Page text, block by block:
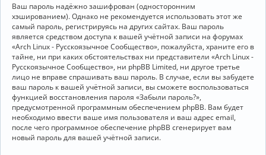
Ваш пароль надёжно зашифрован (односторонним
хэшированием). Однако не рекомендуется использовать этот же
самый пароль, регистрируясь на других сайтах. Ваш пароль
является средством доступа к вашей учётной записи на форумах
«Arch Linux - Русскоязычное Сообщество», пожалуйста, храните его в
тайне, ни при каких обстоятельствах ни представители «Arch Linux -
Русскоязычное Сообщество», ни phpBB Limited, ни другое третье
лицо не вправе спрашивать ваш пароль. В случае, если вы забудете
ваш пароль к вашей учётной записи, вы сможете воспользоваться
функцией восстановления пароля «Забыли пароль?»,
предусмотренной программным обеспечением phpBB. Вам будет
необходимо ввести ваше имя пользователя и ваш адрес email,
после чего программное обеспечение phpBB сгенерирует вам
новый пароль для вашей учётной записи.